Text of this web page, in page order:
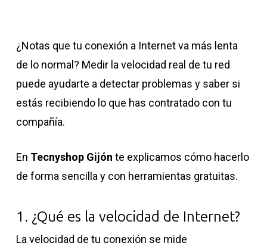
¿Notas que tu conexión a Internet va más lenta
de lo normal? Medir la velocidad real de tu red
puede ayudarte a detectar problemas y saber si
estás recibiendo lo que has contratado con tu
compañía.
En Tecnyshop Gijón te explicamos cómo hacerlo
de forma sencilla y con herramientas gratuitas.
1. ¿Qué es la velocidad de Internet?
La velocidad de tu conexión se mide